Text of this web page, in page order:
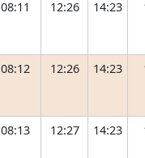
08:11 12:26 14:23
08:12 12:26 14:23
08:13 12:27 14:23